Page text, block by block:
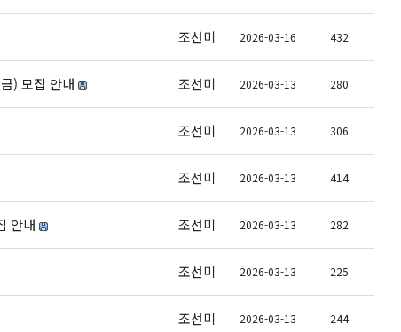
조선미 2026-03-16 432
) 모집 안내 조선미 2026-03-13 280
조선미 2026-03-13 306
조선미 2026-03-13 414
안내 조선미 2026-03-13 282
조선미 2026-03-13 225
조선미 2026-03-13 244